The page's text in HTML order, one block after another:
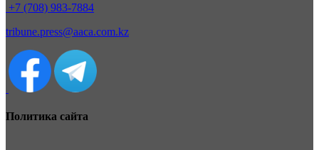
+7 (708) 983-7884
tribune.press@aaca.com.kz
Политика сайта